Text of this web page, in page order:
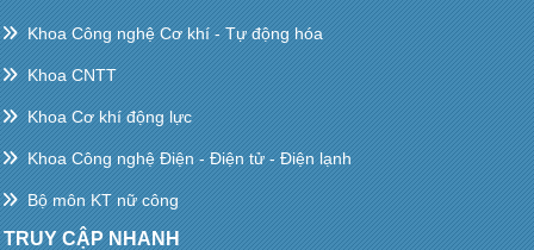
Khoa Công nghệ Cơ khí - Tự động hóa
Khoa CNTT
Khoa Cơ khí động lực
Khoa Công nghệ Điện - Điện tử - Điện lạnh
Bộ môn KT nữ công
TRUY CẬP NHANH